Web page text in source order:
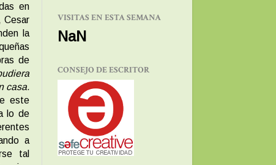
en
Cesar
la
de
casa.
este
lo de
a
tal
VISITAS EN ESTA SEMANA
NaN
CONSEJO DE ESCRITOR